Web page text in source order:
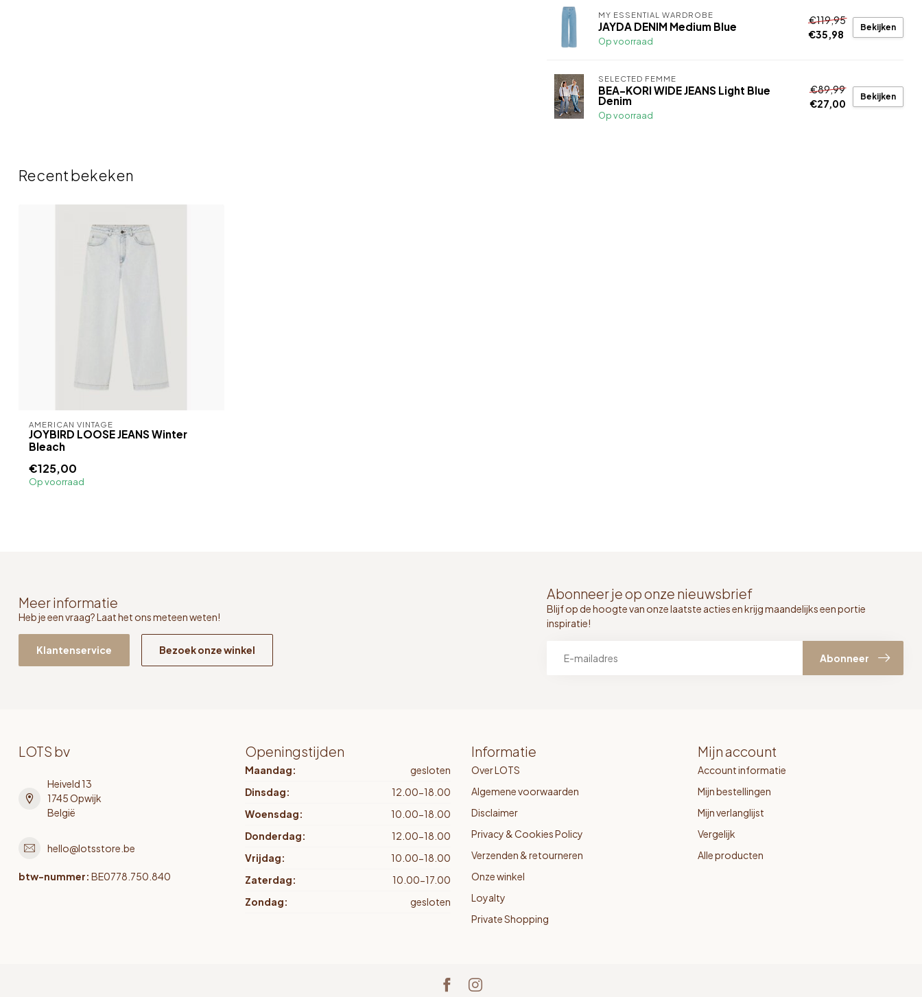
MY ESSENTIAL WARDROBE
JAYDA DENIM Medium Blue
Op voorraad
€119,95
€35,98
Bekijken
SELECTED FEMME
BEA-KORI WIDE JEANS Light Blue
Denim
Op voorraad
€89,99
€27,00
Bekijken
Recent bekeken
AMERICAN VINTAGE
JOYBIRD LOOSE JEANS Winter
Bleach
€125,00
Op voorraad
Meer informatie
Heb je een vraag? Laat het ons meteen weten!
Klantenservice Bezoek onze winkel
Abonneer je op onze nieuwsbrief
Blijf op de hoogte van onze laatste acties en krijg maandelijks een portie
inspiratie!
Abonneer
LOTS bv
Heiveld 13
1745 Opwijk
België
hello@lotsstore.be
btw-nummer: BE0778.750.840
Openingstijden
Maandag:
gesloten
Dinsdag:
12.00-18.00
Woensdag:
10.00-18.00
Donderdag:
12.00-18.00
Vrijdag:
10.00-18.00
Zaterdag:
10.00-17.00
Zondag:
gesloten
Informatie
Over LOTS
Algemene voorwaarden
Disclaimer
Privacy & Cookies Policy
Verzenden & retourneren
Onze winkel
Loyalty
Private Shopping
Mijn account
Account informatie
Mijn bestellingen
Mijn verlanglijst
Vergelijk
Alle producten